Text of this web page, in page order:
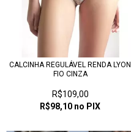
CALCINHA REGULÁVEL RENDA LYON
FIO CINZA
R$109,00
R$98,10 no PIX